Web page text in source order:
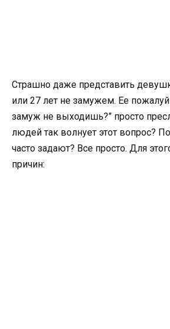
Страшно даже представить
или 27 лет не замужем. Ее
замуж не выходишь?” просто
людей так волнует этот вопрос?
часто задают? Все просто. Для
причин: